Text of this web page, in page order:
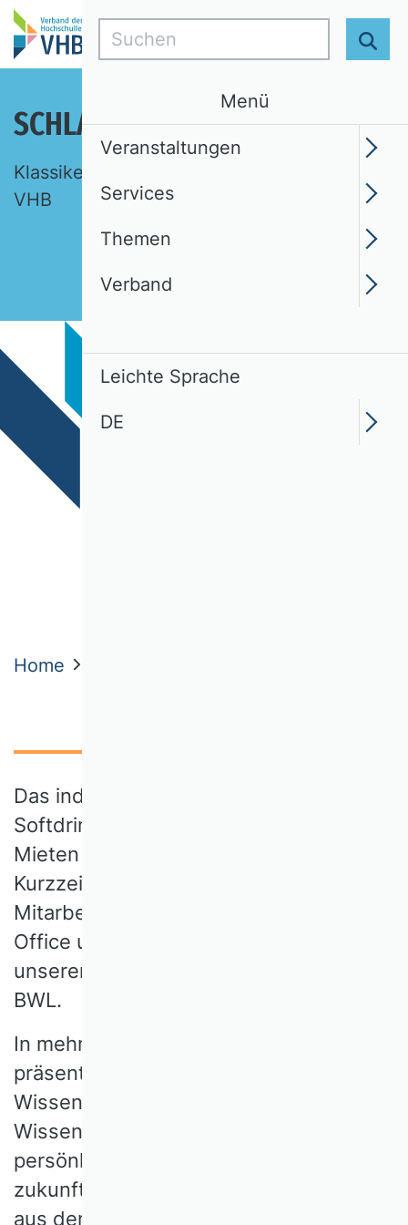
SCHLAGLICHTER DER BWL
Klassiker, Ideen, Begriffe. Eine Auswahl des
VHB
Home
Das individualisierte Etikett auf der
Softdrink-Flasche. Der Elektroroller zum
Mieten per Smartphone. Das
Kurzzeitgedächtnis im
Mitarbeitergespräch, New Work, Home
Office und Steuerreformen: Vieles aus
unserem Alltagswissen kommt aus der
BWL.
In mehr als 100 Schlaglichtern
präsentieren renommierte
Wissenschaftlerinnen und
Wissenschaftler aus dem Verband ihre
persönliche Auswahl an Klassikern,
zukunftsfähigen Konzepten und Ideen
aus dem Forschungskanon des Fachs.
Suchen
Menü
Veranstaltungen
Services
Themen
Verband
Leichte Sprache
DE